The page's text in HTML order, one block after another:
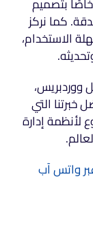
كما نركز
الاستخدام،
ووردبريس،
خبرتنا التي
قدمنا أكثر من 100 مشروع لأنظمة إدارة
واتس آب